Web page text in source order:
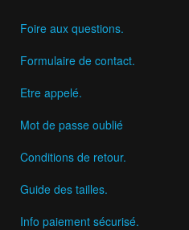
Foire aux questions.
Formulaire de contact.
Etre appelé.
Mot de passe oublié
Conditions de retour.
Guide des tailles.
Info paiement sécurisé.